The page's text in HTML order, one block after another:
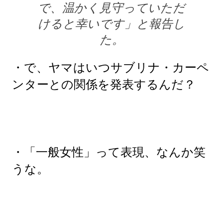
で、温かく見守っていただ
けると幸いです」と報告し
た。
・で、ヤマはいつサブリナ・カーペ
ンターとの関係を発表するんだ？
・「一般女性」って表現、なんか笑
うな。